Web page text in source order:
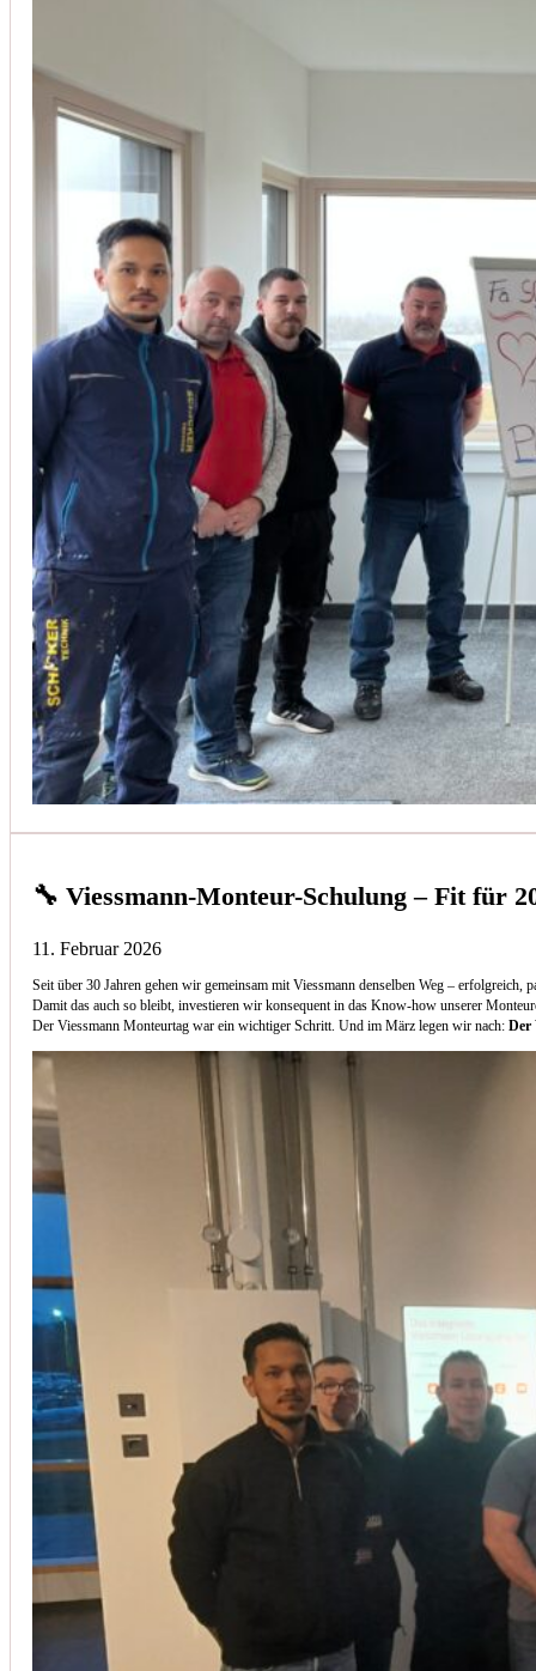
🔧 Viessmann-Monteur-Schulung – Fit für
11. Februar 2026
Seit über 30 Jahren gehen wir gemeinsam mit Viessmann denselben Weg – erfolgreich,
Damit das auch so bleibt, investieren wir konsequent in das Know-how unserer
Der Viessmann Monteurtag war ein wichtiger Schritt. Und im März legen wir nach:Der
Installation von Klimaanlagen
SERVICE
Wir legen großen Wert auf Qualität und
Kundenzufriedenheit. Bei der Installation von
Klimaanlagen verwenden wir nur hochwertige
Produkte führender Hersteller und gewährleisten,
dass jede Installation nicht nur effizient, sondern
auch energieeinsparend ist.